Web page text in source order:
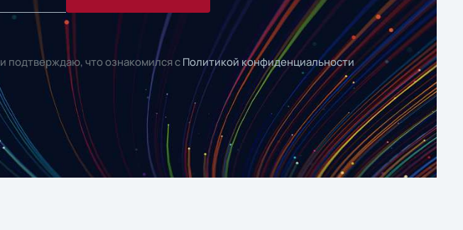
и подтверждаю, что ознакомился с Политикой конфиденциальности